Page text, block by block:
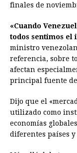
finales de
«Cuando
todos sentimos el
ministro
referencia, sobre
afectan
principal fuente
Dijo que el
utilizado como
economías
diferentes países